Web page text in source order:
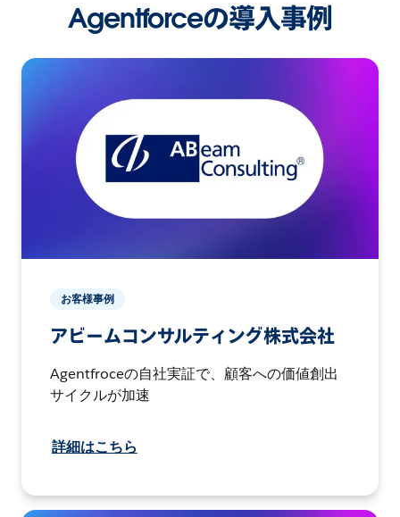
Agentforceの導入事例
お客様事例
アビームコンサルティング株式会社
Agentfroceの自社実証で、顧客への価値創出
サイクルが加速
詳細はこちら